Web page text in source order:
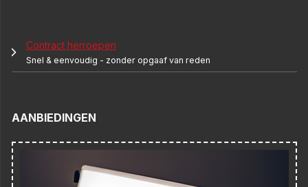
Contract herroepen
Snel & eenvoudig - zonder opgaaf van reden
AANBIEDINGEN